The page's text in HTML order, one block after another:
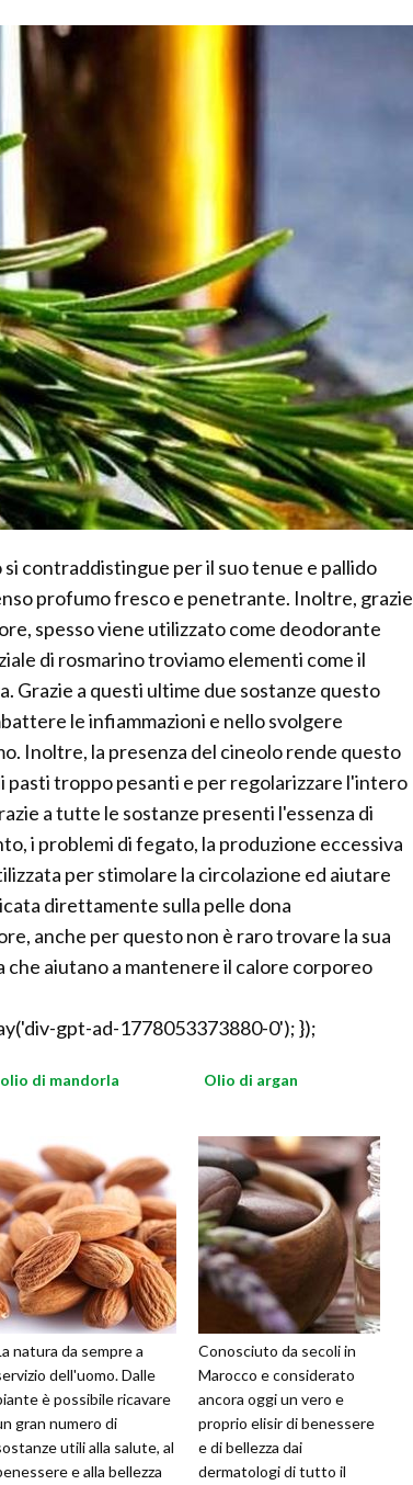
contraddistingue per il suo tenue e pallido
profumo fresco e penetrante. Inoltre, grazie
spesso viene utilizzato come deodorante
di rosmarino troviamo elementi come il
Grazie a questi ultime due sostanze questo
le infiammazioni e nello svolgere
Inoltre, la presenza del cineolo rende questo
troppo pesanti e per regolarizzare l'intero
a tutte le sostanze presenti l'essenza di
i problemi di fegato, la produzione eccessiva
per stimolare la circolazione ed aiutare
direttamente sulla pelle dona
anche per questo non è raro trovare la sua
che aiutano a mantenere il calore corporeo
gpt-ad-1778053373880-0'); });
olio di mandorla
natura da sempre a
dell'uomo. Dalle
è possibile ricavare
gran numero di
utili alla salute, al
e alla bellezza
Olio di argan
Conosciuto da secoli in
Marocco e considerato
ancora oggi un vero e
proprio elisir di benessere
e di bellezza dai
dermatologi di tutto il